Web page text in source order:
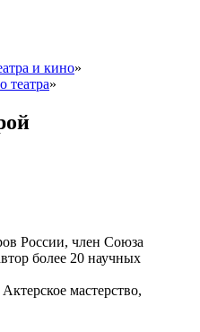
и кино»
театра»
России, член Союза
более 20 научных
Актерское мастерство,